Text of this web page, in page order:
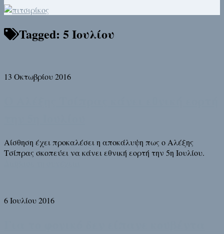
Tagged: 5 Ιουλίου
13 Οκτωβρίου 2016
Αίσθηση έχει προκαλέσει η αποκάλυψη πως ο Αλέξης
Τσίπρας σκοπεύει να κάνει εθνική εορτή την 5η Ιουλίου.
6 Ιουλίου 2016